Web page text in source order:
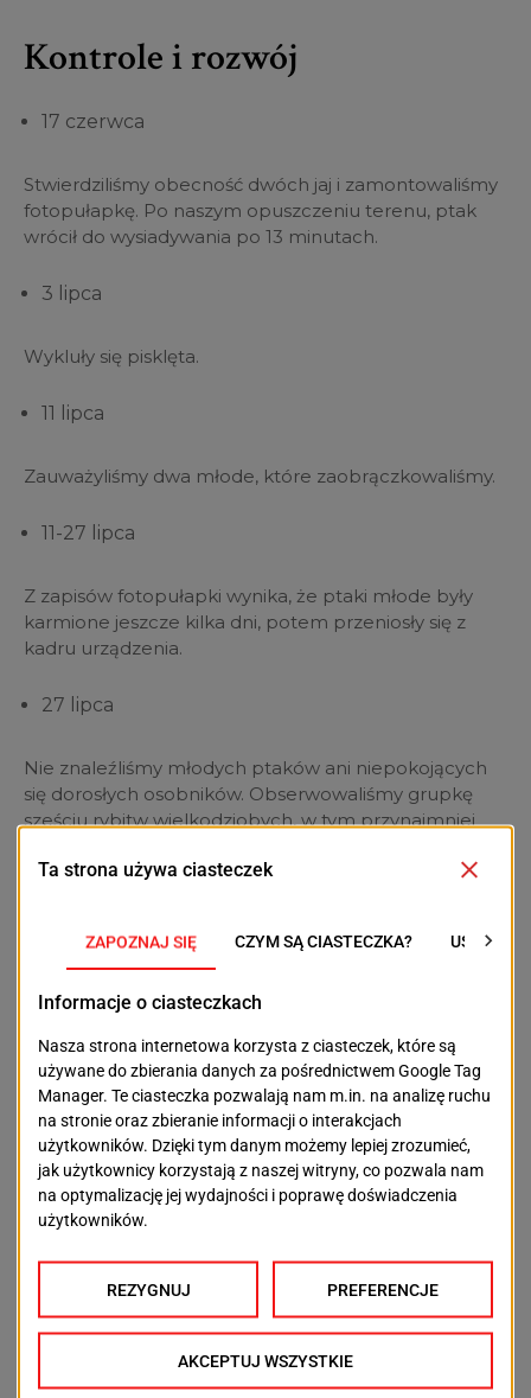
Kontrole i rozwój
17 czerwca
Stwierdziliśmy obecność dwóch jaj i zamontowaliśmy
fotopułapkę. Po naszym opuszczeniu terenu, ptak
wrócił do wysiadywania po 13 minutach.
3 lipca
Wykluły się pisklęta.
11 lipca
Zauważyliśmy dwa młode, które zaobrączkowaliśmy.
11-27 lipca
Z zapisów fotopułapki wynika, że ptaki młode były
karmione jeszcze kilka dni, potem przeniosły się z
kadru urządzenia.
27 lipca
Nie znaleźliśmy młodych ptaków ani niepokojących
się dorosłych osobników. Obserwowaliśmy grupkę
sześciu rybitw wielkodziobych, w tym przynajmniej
ptak pochodził z innego lęgu, gdyż to za krótki czas u
Przypuszczenia dotyczące
straty lęgu
Drapieżnictwo. Na wyspie 27 lipca
obserwowaliśmy 25 bielików.
Wysoka temperatura. W niektóre dni
temperatura przy gruncie wynosiła ponad 50°C
(dane z fotopułpaki).
Ptasia grypa. Obserwowaliśmy młodą rybitwę
rzeczną w agonii z charakterystycznymi objawami,
ale masowej śmiertelności na wyspie nie było.
– Nie znamy dokładnej przyczyny